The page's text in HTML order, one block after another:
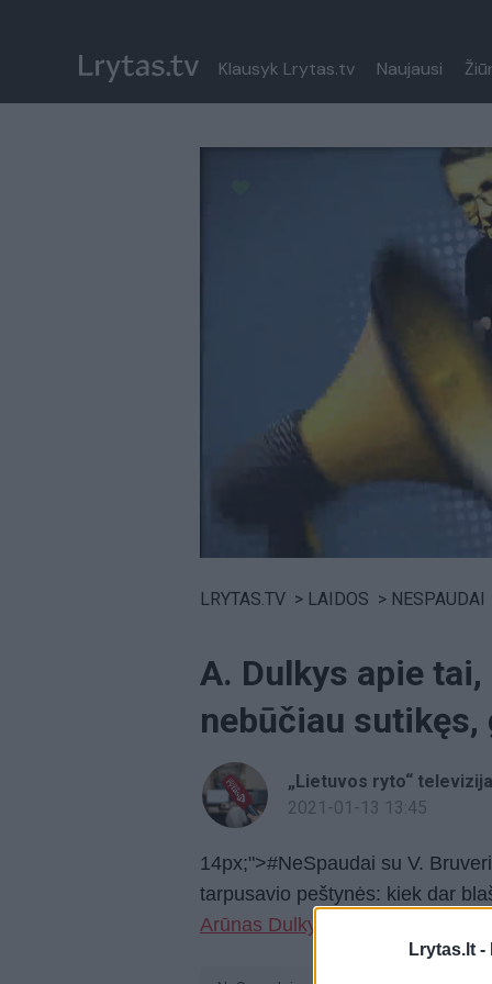
Lrytas.lt -
Klausyk Lrytas.tv Naujausi
LRYTAS.TV > LAIDOS > NESPAUDAI
A. Dulkys apie
nebūčiau
„Lietuvos ryto“ televizija
2021-01-13 13:45
14px;">#NeSpaudai su V.
tarpusavio peštynės: kiek dar
Arūnas Dulkys.